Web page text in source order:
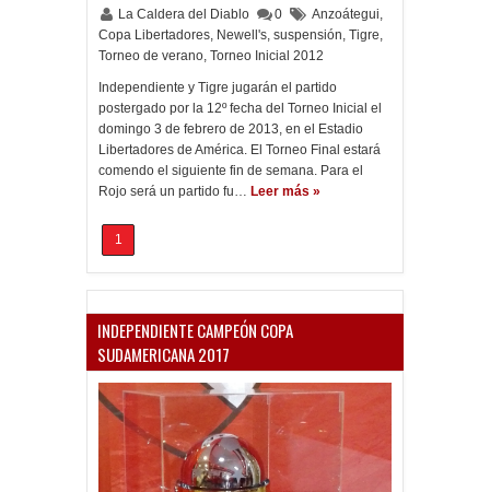
La Caldera del Diablo 0 Anzoátegui,
Copa Libertadores, Newell's, suspensión, Tigre,
Torneo de verano, Torneo Inicial 2012
Independiente y Tigre jugarán el partido
postergado por la 12º fecha del Torneo Inicial el
domingo 3 de febrero de 2013, en el Estadio
Libertadores de América. El Torneo Final estará
comendo el siguiente fin de semana. Para el
Rojo será un partido fu… Leer más »
1
INDEPENDIENTE CAMPEÓN COPA
SUDAMERICANA 2017